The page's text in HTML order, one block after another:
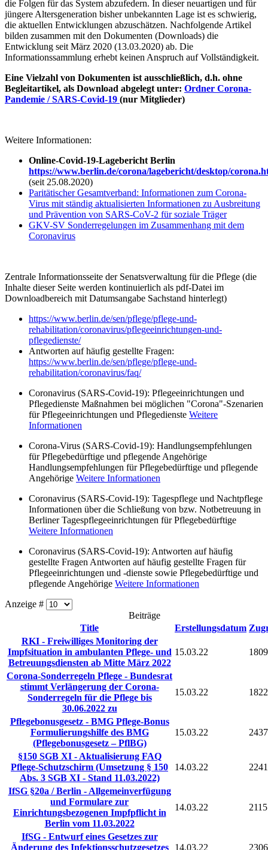
die Folgen für das System abzufedern. In dieser neuartigen und für
jüngere Altersgeneration bisher unbekannten Lage ist es schwierig,
die aktuellen Entwicklungen abzuschätzen. Nachfolgende Artikel
bilden zusammen mit den Dokumenten (Downloads) die
Entwicklung seit März 2020 (13.03.2020) ab. Die
Informationssammlung erhebt keinen Anspruch auf Vollständigkeit.
Eine Vielzahl von Dokumenten ist ausschließlich, d.h. ohne
Begleitartikel, als Download abgelegt unter: Ordner Corona-
Pandemie / SARS-Covid-19 (nur Mitglieder)
Weitere Informationen:
Online-Covid-19-Lagebericht Berlin
https://www.berlin.de/corona/lagebericht/desktop/
(seit 25.08.2020)
Paritätischer Gesamtverband: Informationen zum Corona-
Virus mit ständig aktualisierten Informationen zu Ausbreitung
und Prävention von SARS-CoV-2 für soziale Träger
GKV-SV Sonderregelungen im Zusammenhang mit dem
Coronavirus
Zentrale Informationsseite der Senatsverwaltung für die Pflege (die
Inhalte dieser Seite werden kontinuierlich als pdf-Datei im
Downloadbereich mit Datumsangabe Sachstand hinterlegt)
https://www.berlin.de/sen/pflege/pflege-und-
rehabilitation/coronavirus/pflegeeinrichtungen-und-
pflegedienste/
Antworten auf häufig gestellte Fragen:
https://www.berlin.de/sen/pflege/pflege-und-
rehabilitation/coronavirus/faq/
Coronavirus (SARS-Covid-19): Pflegeeinrichtungen und
Pflegedienste Maßnahmen bei möglichen "Corona"-Szenarien
für Pflegeeinrichtungen und Pflegedienste Weitere
Informationen
Corona-Virus (SARS-Covid-19): Handlungsempfehlungen
für Pflegebedürftige und pflegende Angehörige
Handlungsempfehlungen für Pflegebedürftige und pflegende
Angehörige Weitere Informationen
Coronavirus (SARS-Covid-19): Tagespflege und Nachtpflege
Informationen über die Schließung von bzw. Notbetreuung in
Berliner Tagespflegeeinrichtungen für Pflegebedürftige
Weitere Informationen
Coronavirus (SARS-Covid-19): Antworten auf häufig
gestellte Fragen Antworten auf häufig gestellte Fragen für
Pflegeeinrichtungen und -dienste sowie Pflegebedürftige und
pflegende Angehörige Weitere Informationen
Anzeige #
Beiträge
Title
Erstellungsdatum
RKI - Freiwilliges Monitoring der
Impfsituation in ambulanten Pflege- und
Betreuungsdiensten ab Mitte März 2022
15.03.22 1809
Corona-Sonderregeln Pflege - Bundesrat
stimmt Verlängerung der Corona-
Sonderregeln für die Pflege bis
30.06.2022 zu
15.03.22 1822
Pflegebonusgesetz - BMG Pflege-Bonus
Formulierungshilfe des BMG
(Pflegebonusgesetz – PflBG)
15.03.22 2437
§150 SGB XI - Aktualisierung FAQ
Pflege-Schutzschirm (Umsetzung § 150
Abs. 3 SGB XI - Stand 11.03.2022)
14.03.22 2241
IfSG §20a / Berlin - Allgemeinverfügung
und Formulare zur
Einrichtungsbezogenen Impfpflicht in
Berlin vom 11.03.2022
14.03.22 2115
IfSG - Entwurf eines Gesetzes zur
Änderung des Infektionsschutzgesetzes
14.03.22 2306